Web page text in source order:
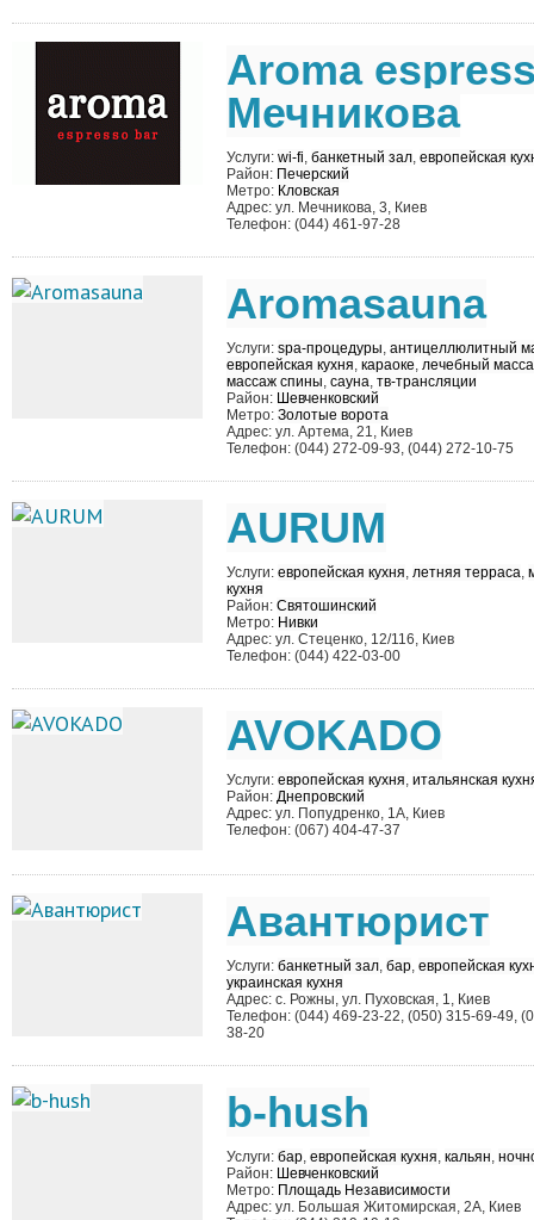
Aroma
Мечникова
Услуги: wi-fi, банкетный зал, европейская
Район: Печерский
Метро: Кловская
Адрес: ул. Мечникова, 3, Киев
Телефон: (044) 461-97-28
Aromasauna
Услуги: spa-процедуры, антицеллюлитный
европейская кухня, караоке, лечебный
массаж спины, сауна, тв-трансляции
Район: Шевченковский
Метро: Золотые ворота
Адрес: ул. Артема, 21, Киев
Телефон: (044) 272-09-93, (044) 272-10-75
AURUM
Услуги: европейская кухня, летняя терраса,
кухня
Район: Святошинский
Метро: Нивки
Адрес: ул. Стеценко, 12/116, Киев
Телефон: (044) 422-03-00
AVOKADO
Услуги: европейская кухня, итальянская
Район: Днепровский
Адрес: ул. Попудренко, 1А, Киев
Телефон: (067) 404-47-37
Aвантюрист
Услуги: банкетный зал, бар, европейская
украинская кухня
Адрес: с. Рожны, ул. Пуховская, 1, Киев
Телефон: (044) 469-23-22, (050) 315-69-49,
38-20
b-hush
Услуги: бар, европейская кухня, кальян,
Район: Шевченковский
Метро: Площадь Независимости
Адрес: ул. Большая Житомирская, 2А, Киев